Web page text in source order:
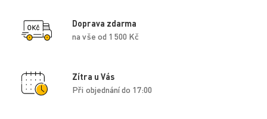
Doprava zdarma
na vše od 1 500 Kč
Zítra u Vás
Při objednání do 17:00